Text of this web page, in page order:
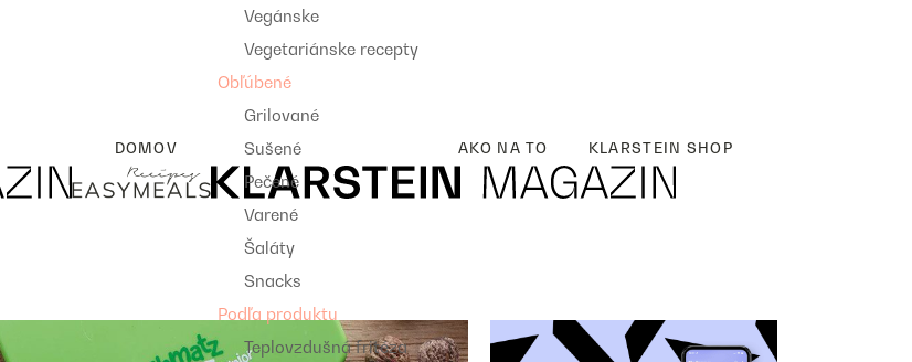
DOMOV
Vegánske
Vegetariánske recepty
Obľúbené
Grilované
Sušené
Pečené
Varené
Šaláty
Snacks
Podľa produktu
Teplovzdušná fritéza
AKO NA TO KLARSTEIN SHOP